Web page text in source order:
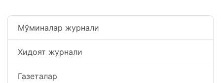
Мўминалар журнали
Хидоят журнали
Газеталар